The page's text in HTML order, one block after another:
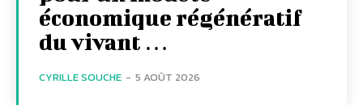
économique régénératif
du vivant …
CYRILLE SOUCHE - 5 AOÛT 2026